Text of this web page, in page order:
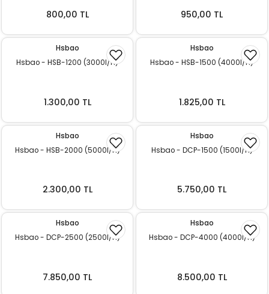
800,00 TL 950,00 TL
Hsbao
Hsbao - HSB-1200 (3000l/h)
1.300,00 TL
Hsbao
Hsbao - HSB-1500 (4000l/h)
1.825,00 TL
Hsbao
Hsbao - HSB-2000 (5000l/h)
2.300,00 TL
Hsbao
Hsbao - DCP-1500 (1500l/h)
5.750,00 TL
Hsbao
Hsbao - DCP-2500 (2500l/h)
7.850,00 TL
Hsbao
Hsbao - DCP-4000 (4000l/h)
8.500,00 TL